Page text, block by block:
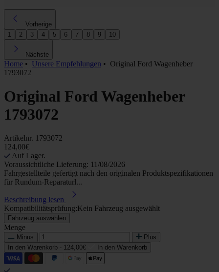
Vorherige
1
2 3 4 5 6 7 8 9 10
Nächste
Home • Unsere Empfehlungen • Original Ford Wagenheber
1793072
Original Ford Wagenheber
1793072
Artikelnr. 1793072
124,00€
Auf Lager.
Voraussichtliche Lieferung: 11/08/2026
Fahrgestellteile gefertigt nach den originalen Produktspezifikationen
für Rundum-Reparaturl...
Beschreibung lesen
Kompatibilitätsprüfung:Kein Fahrzeug ausgewählt
Fahrzeug auswählen
Menge
Minus
Plus
In den Warenkorb - 124,00€ In den Warenkorb